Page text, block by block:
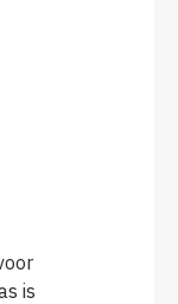
is